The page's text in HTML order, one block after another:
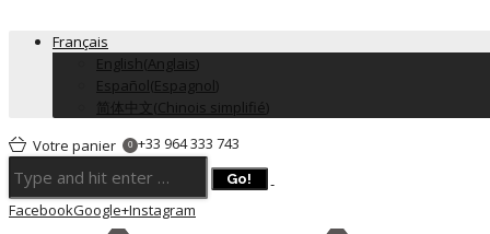
Français
English(Anglais)
Español(Espagnol)
简体中文(Chinois simplifié)
Votre panier
0 +33 964 333 743
FacebookGoogle+Instagram